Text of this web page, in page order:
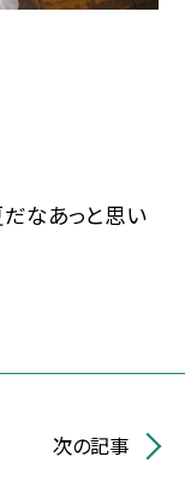
なあっと思い
次の記事